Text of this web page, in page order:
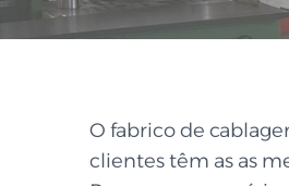
O fabrico de
clientes têm as as